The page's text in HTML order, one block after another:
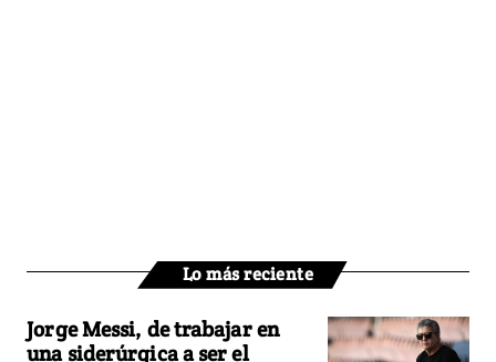
Lo más reciente
Jorge Messi, de trabajar en
una siderúrgica a ser el